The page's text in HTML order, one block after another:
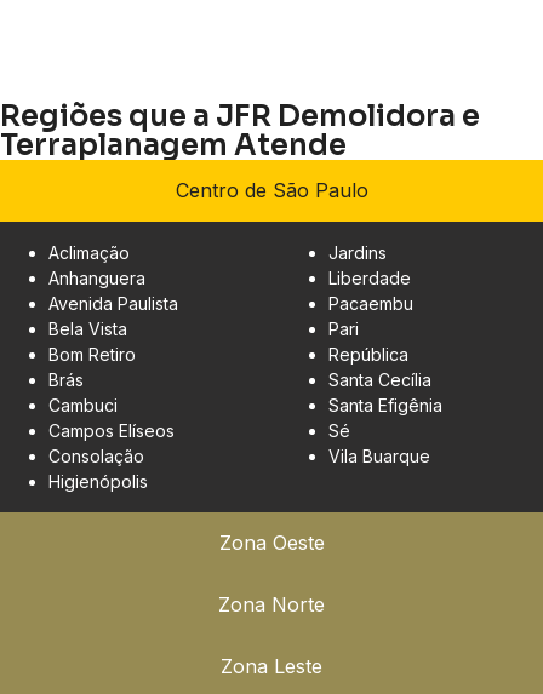
Regiões que a JFR Demolidora e
Terraplanagem Atende
Centro de São Paulo
Zona Oeste
Zona Norte
Zona Leste
Aclimação
Anhanguera
Avenida Paulista
Bela Vista
Bom Retiro
Brás
Cambuci
Campos Elíseos
Consolação
Higienópolis
Jardins
Liberdade
Pacaembu
Pari
República
Santa Cecília
Santa Efigênia
Sé
Vila Buarque